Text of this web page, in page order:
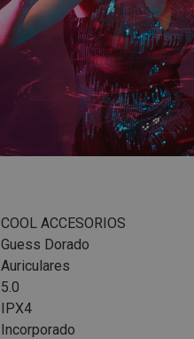
COOL ACCESORIOS
Guess Dorado
Auriculares
5.0
IPX4
Incorporado